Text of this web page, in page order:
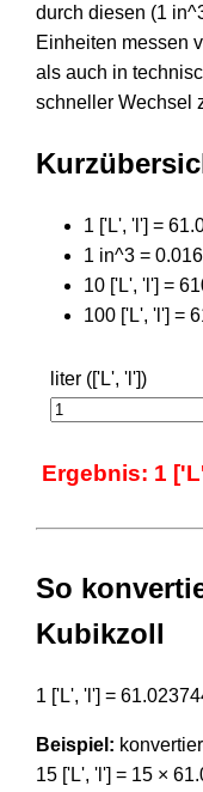
durch diesen (1
Einheiten messen
als auch in
schneller Wechsel
1 ['L', 'l'] =
1 in^3 =
10 ['L', 'l'] =
100 ['L', 'l'] =
liter (['L', 'l'])
Ergebnis: 1
So
Kubikzoll
1 ['L', 'l'] =
Beispiel:
15 ['L', 'l'] = 15 ×